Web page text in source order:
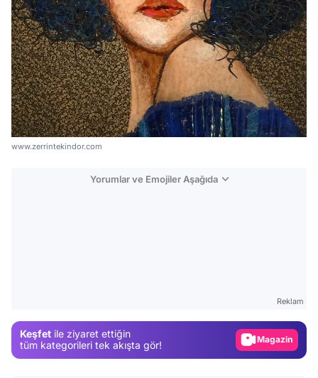
www.zerrintekindor.com
Yorumlar ve Emojiler Aşağıda
Reklam
Keşfet ile ziyaret ettiğin
tüm kategorileri tek akışta gör!
Video